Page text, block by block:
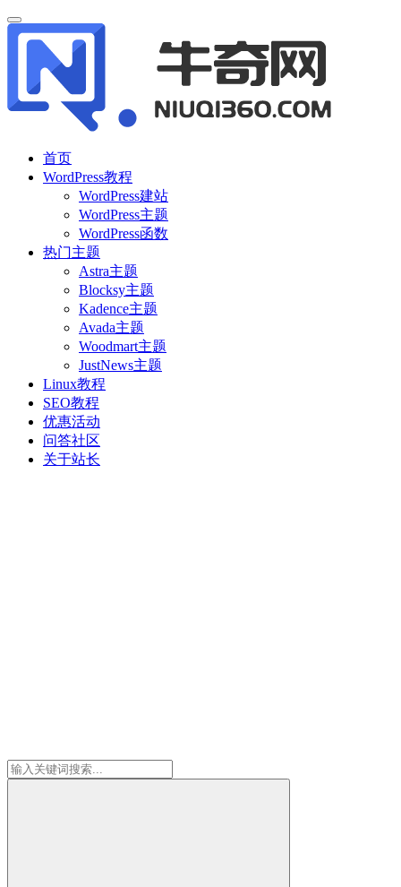
首页
WordPress教程
WordPress建站
WordPress主题
WordPress函数
热门主题
Astra主题
Blocksy主题
Kadence主题
Avada主题
Woodmart主题
JustNews主题
Linux教程
SEO教程
优惠活动
问答社区
关于站长